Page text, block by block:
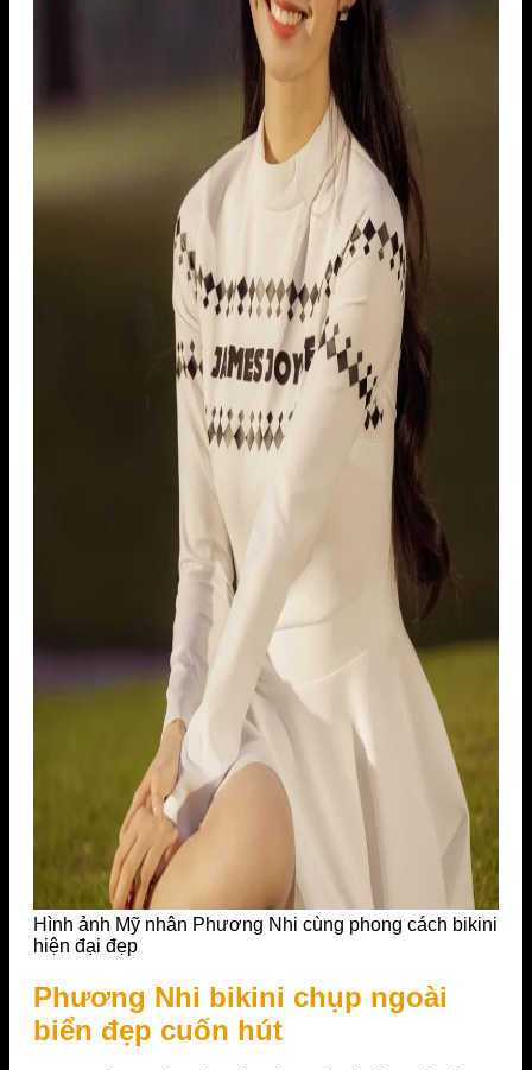
Hình ảnh Mỹ nhân Phương Nhi cùng phong cách bikini
hiện đại đẹp
Phương Nhi bikini chụp ngoài
biển đẹp cuốn hút